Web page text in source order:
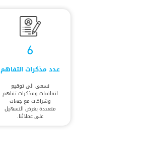
6
عدد مذكرات التفاهم
نسعى الى توقيع
اتفاقيات ومذكرات تفاهم
وشراكات مع جهات
متعددة بغرض التسهيل
على عملائنا.